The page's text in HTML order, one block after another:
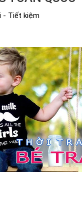
- Tiết kiệm